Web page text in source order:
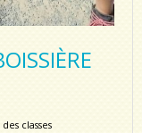
classes